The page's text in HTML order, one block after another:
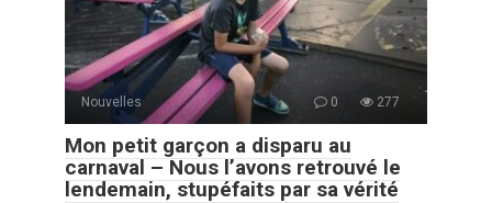
Nouvelles 0 277
Mon petit garçon a disparu au
carnaval – Nous l’avons retrouvé le
lendemain, stupéfaits par sa vérité